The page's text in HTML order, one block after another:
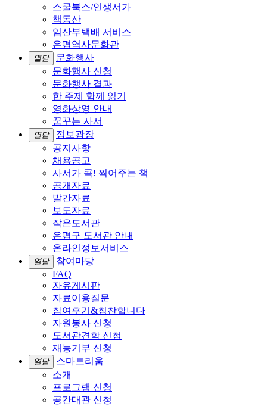
스쿨북스/인생서가
책동산
임산부택배 서비스
은평역사문화관
열닫
문화행사
문화행사 신청
문화행사 결과
한 주제 함께 읽기
영화상영 안내
꿈꾸는 사서
열닫
정보광장
공지사항
채용공고
사서가 콕! 찍어주는 책
공개자료
발간자료
보도자료
작은도서관
은평구 도서관 안내
온라인정보서비스
열닫
참여마당
FAQ
자유게시판
자료이용질문
참여후기&칭찬합니다
자원봉사 신청
도서관견학 신청
재능기부 신청
열닫
스마트리움
소개
프로그램 신청
공간대관 신청